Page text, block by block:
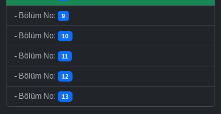
- Bölüm No: 9
- Bölüm No: 10
- Bölüm No: 11
- Bölüm No: 12
- Bölüm No: 13